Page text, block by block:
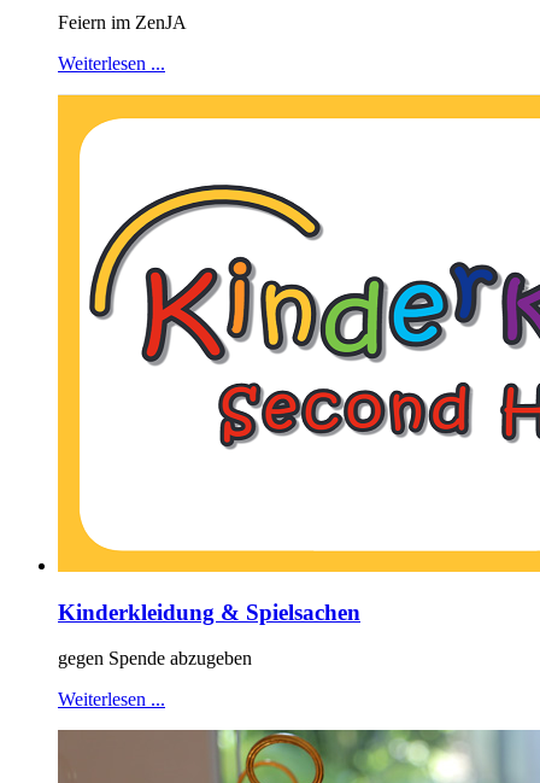
Feiern im ZenJA
Weiterlesen ...
Kinderkleidung & Spielsachen
gegen Spende abzugeben
Weiterlesen ...